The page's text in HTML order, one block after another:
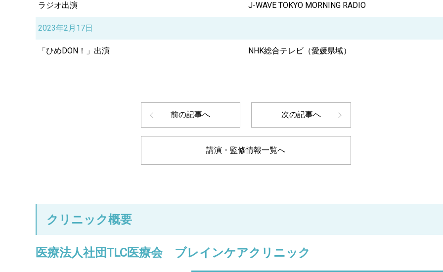
ラジオ出演 J-WAVE TOKYO MORNING RADIO
2023年2月17日
「ひめDON！」出演 NHK総合テレビ（愛媛県域）
前の記事へ 次の記事へ
講演・監修情報一覧へ
クリニック概要
医療法人社団TLC医療会 ブレインケアクリニック